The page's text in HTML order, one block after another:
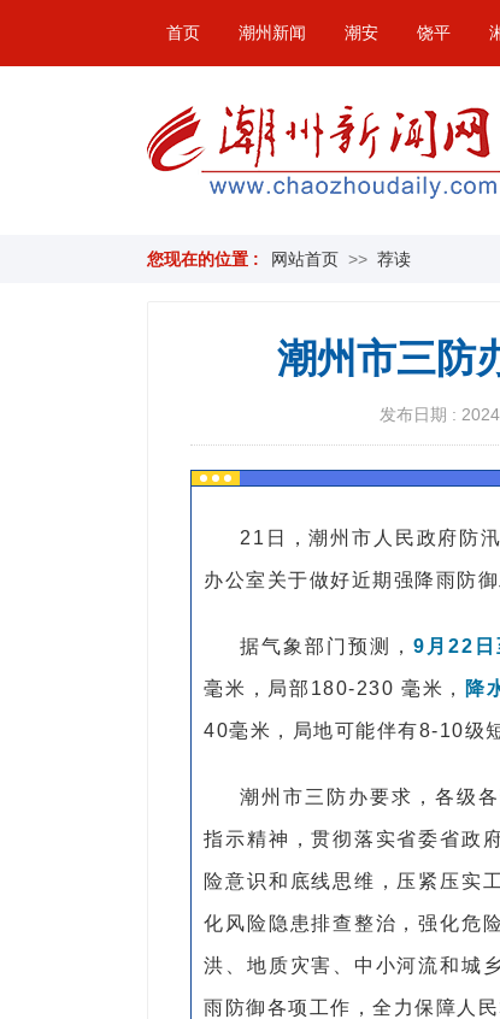
首页 潮州新闻 潮安 饶平
您现在的位置 : 网站首页 >> 荐读
潮州市三防
发布日期 :
21日，潮州市人民政府防
办公室关于做好近期强降雨防
据气象部门预测，9月22日
毫米，局部180-230 毫米， 降
40毫米，局地可能伴有8-10级
潮州市三防办要求，各级
指示精神，贯彻落实省委省政
险意识和底线思维，压紧压实
化风险隐患排查整治，强化危
洪、地质灾害、中小河流和城
雨防御各项工作，全力保障人